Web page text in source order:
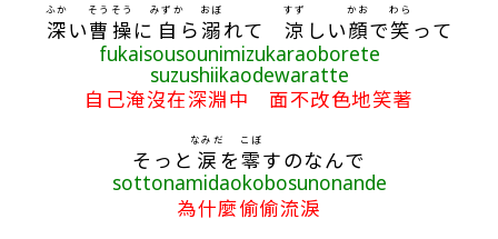
深
ふか
い曹操
そうそう
に 自
みずか
ら溺
おぼ
れて 涼
すず
しい顔
かお
で笑
わら
って
fukaisousounimizukaraoborete
suzushiikaodewaratte
自己淹沒在深淵中 面不改色地笑著
そっと 涙
なみだ
を零
こぼ
すのなんで
sottonamidaokobosunonande
為什麼偷偷流淚